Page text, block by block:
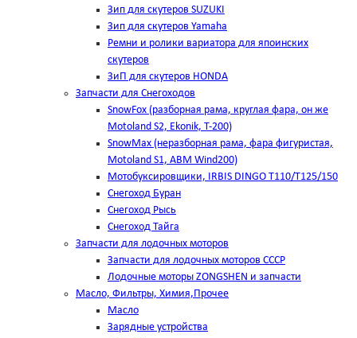
Зип для скутеров SUZUKI
Зип для скутеров Yamaha
Ремни и ролики вариатора для япоинских
скутеров
ЗиП для скутеров HONDA
Запчасти для Снегоходов
SnowFox (разборная рама, круглая фара, он же
Motoland S2, Ekonik, T-200)
SnowMax (неразборная рама, фара фигуристая,
Motoland S1, ABM Wind200)
Мотобуксировщики, IRBIS DINGO Т110/Т125/150
Снегоход Буран
Снегоход Рысь
Снегоход Тайга
Запчасти для лодочных моторов
Запчасти для лодочных моторов СССР
Лодочные моторы ZONGSHEN и запчасти
Масло, Фильтры, Химия,Прочее
Масло
Зарядные устройства